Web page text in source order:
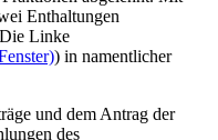
Enthaltungen
Linke
) in namentlicher
und dem Antrag der
des